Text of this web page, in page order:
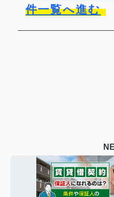
件一覧へ進む